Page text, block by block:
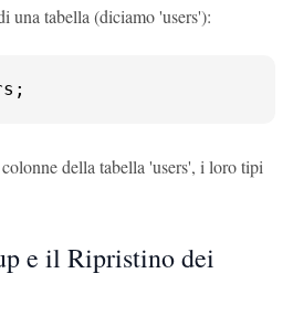
una tabella (diciamo 'users'):
della tabella 'users', i loro tipi
e il Ripristino dei